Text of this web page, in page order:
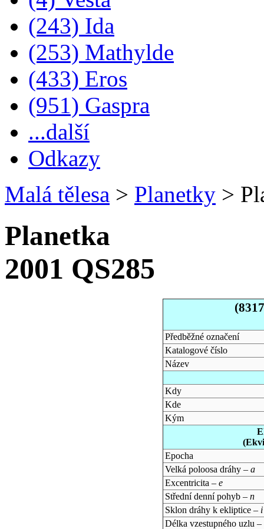
(243) Ida
(253) Mathylde
(433) Eros
(951) Gaspra
...další
Odkazy
Malá tělesa > Planetky >
Planetka
2001 QS285
Předběžné označení
Katalogové číslo
Název
Kdy
Kde
Kým
Epocha
Velká poloosa dráhy – a
Excentricita – e
Střední denní pohyb – n
Sklon dráhy k ekliptice – i
Délka vzestupného uzlu –